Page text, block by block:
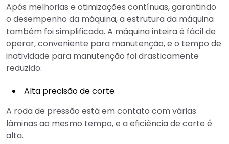
Após melhorias e otimizações contínuas, garantindo
o desempenho da máquina, a estrutura da máquina
também foi simplificada. A máquina inteira é fácil de
operar, conveniente para manutenção, e o tempo de
inatividade para manutenção foi drasticamente
reduzido.
Alta precisão de corte
A roda de pressão está em contato com várias
lâminas ao mesmo tempo, e a eficiência de corte é
alta.